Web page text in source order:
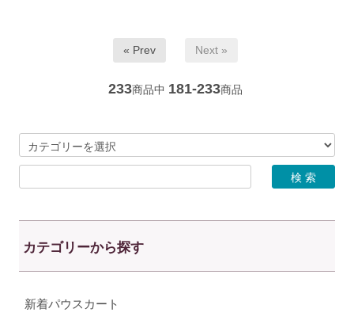
« Prev Next »
233商品中 181-233商品
カテゴリーから探す
新着パウスカート